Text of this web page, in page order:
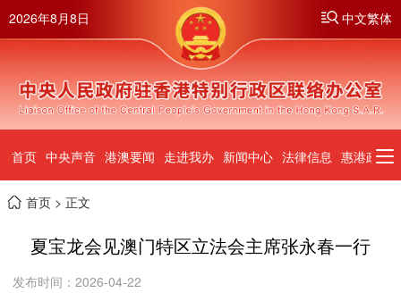
2026年8月8日 中文繁体
首页 中央声音 港澳要闻 走进我办 新闻中心 法律信息 惠港政策
首页> 正文
夏宝龙会见澳门特区立法会主席张永春一行
发布时间：2026-04-22